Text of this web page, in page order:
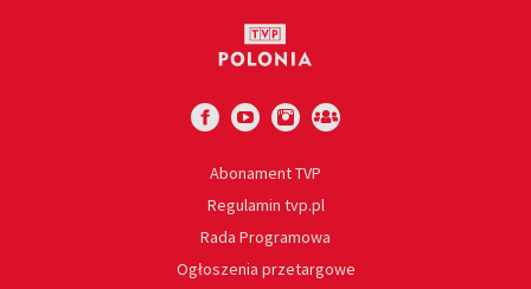
Abonament TVP
Regulamin tvp.pl
Rada Programowa
Ogłoszenia przetargowe